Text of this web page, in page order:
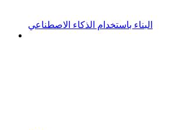
البناء باستخدام الذكاء الاصطناعي